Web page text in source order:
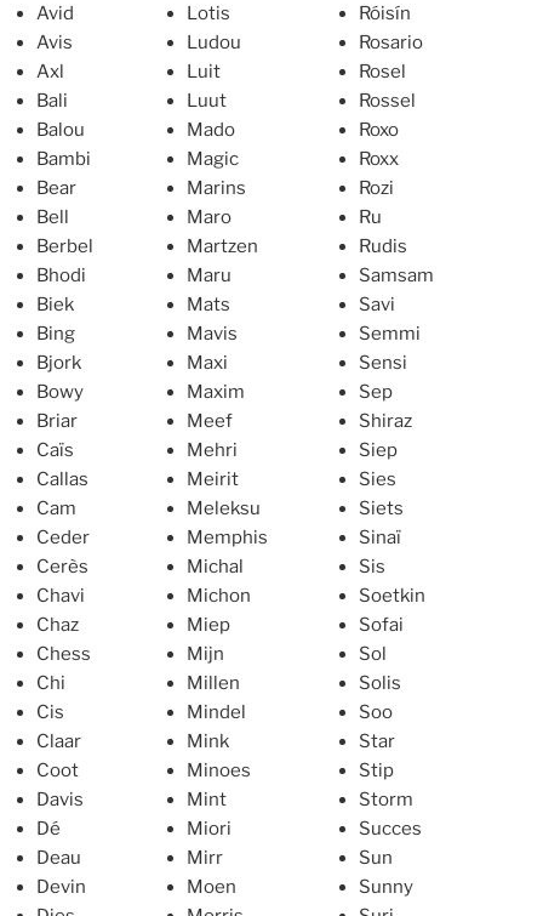
Avid
Avis
Axl
Bali
Balou
Bambi
Bear
Bell
Berbel
Bhodi
Biek
Bing
Bjork
Bowy
Briar
Caïs
Callas
Cam
Ceder
Cerès
Chavi
Chaz
Chess
Chi
Cis
Claar
Coot
Davis
Dé
Deau
Devin
Lotis
Ludou
Luit
Luut
Mado
Magic
Marins
Maro
Martzen
Maru
Mats
Mavis
Maxi
Maxim
Meef
Mehri
Meirit
Meleksu
Memphis
Michal
Michon
Miep
Mijn
Millen
Mindel
Mink
Minoes
Mint
Miori
Mirr
Moen
Róisín
Rosario
Rosel
Rossel
Roxo
Roxx
Rozi
Ru
Rudis
Samsam
Savi
Semmi
Sensi
Sep
Shiraz
Siep
Sies
Siets
Sinaï
Sis
Soetkin
Sofai
Sol
Solis
Soo
Star
Stip
Storm
Succes
Sun
Sunny